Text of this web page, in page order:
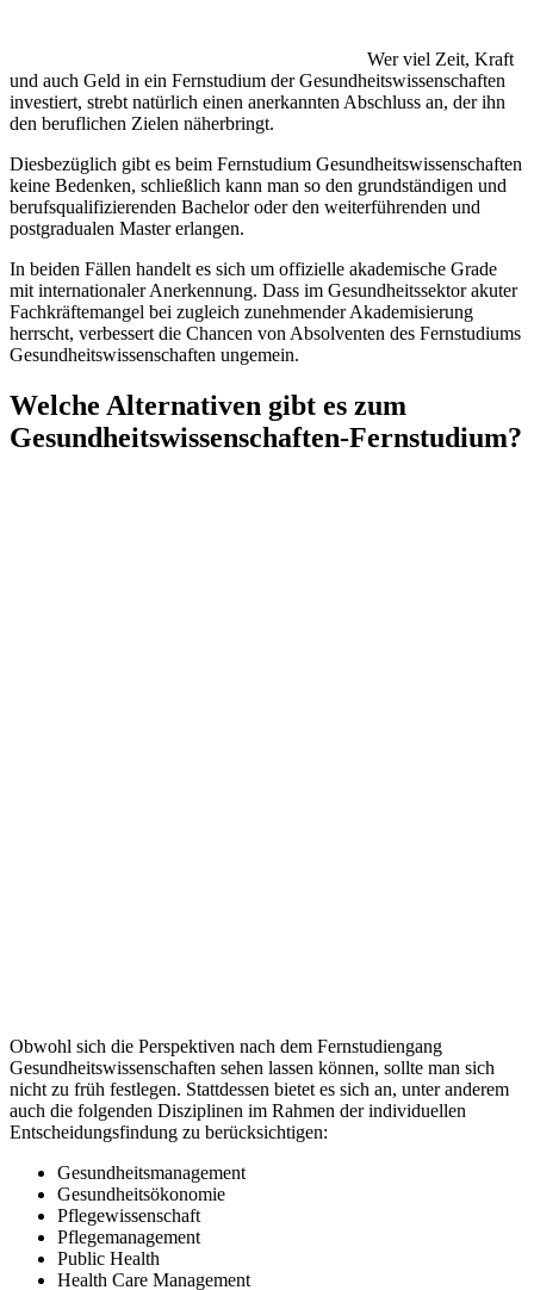
Wer viel Zeit, Kraft
und auch Geld in ein Fernstudium der Gesundheitswissenschaften
investiert, strebt natürlich einen anerkannten Abschluss an, der ihn
den beruflichen Zielen näherbringt.
Diesbezüglich gibt es beim Fernstudium Gesundheitswissenschaften
keine Bedenken, schließlich kann man so den grundständigen und
berufsqualifizierenden Bachelor oder den weiterführenden und
postgradualen Master erlangen.
In beiden Fällen handelt es sich um offizielle akademische Grade
mit internationaler Anerkennung. Dass im Gesundheitssektor akuter
Fachkräftemangel bei zugleich zunehmender Akademisierung
herrscht, verbessert die Chancen von Absolventen des Fernstudiums
Gesundheitswissenschaften ungemein.
Welche Alternativen gibt es zum
Gesundheitswissenschaften-Fernstudium?
Obwohl sich die Perspektiven nach dem Fernstudiengang
Gesundheitswissenschaften sehen lassen können, sollte man sich
nicht zu früh festlegen. Stattdessen bietet es sich an, unter anderem
auch die folgenden Disziplinen im Rahmen der individuellen
Entscheidungsfindung zu berücksichtigen:
Gesundheitsmanagement
Gesundheitsökonomie
Pflegewissenschaft
Pflegemanagement
Public Health
Health Care Management